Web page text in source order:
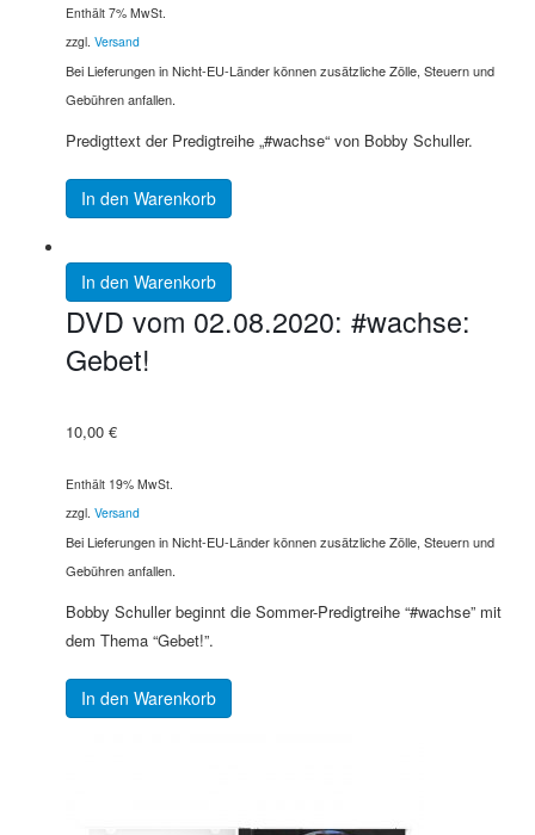
Enthält 7% MwSt.
zzgl. Versand
Bei Lieferungen in Nicht-EU-Länder können zusätzliche Zölle, Steuern und
Gebühren anfallen.
Predigttext der Predigtreihe „#wachse“ von Bobby Schuller.
In den Warenkorb
In den Warenkorb
DVD vom 02.08.2020: #wachse:
Gebet!
10,00 €
Enthält 19% MwSt.
zzgl. Versand
Bei Lieferungen in Nicht-EU-Länder können zusätzliche Zölle, Steuern und
Gebühren anfallen.
Bobby Schuller beginnt die Sommer-Predigtreihe “#wachse” mit
dem Thema “Gebet!”.
In den Warenkorb